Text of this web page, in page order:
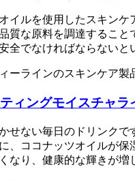
イルを使用したスキン
質な原料を調達するこ
全でなければならないと
ーラインのスキンケア
ィングモイスチャラ
せない毎日のドリンク
、ココナッツオイルが
なり、健康的な輝きが増